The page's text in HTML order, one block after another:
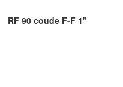
RF 90 coude F-F 1"